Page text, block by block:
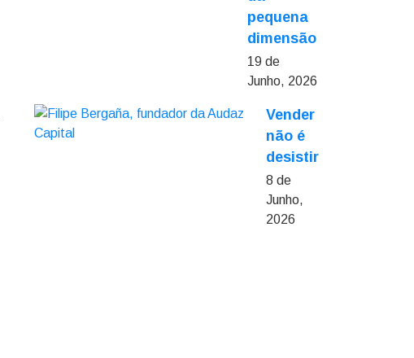
pequena
dimensão
19 de
Junho, 2026
Vender
não é
desistir
8 de
Junho,
2026